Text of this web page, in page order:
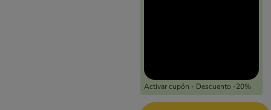
Activar cupón - Descuento -20%